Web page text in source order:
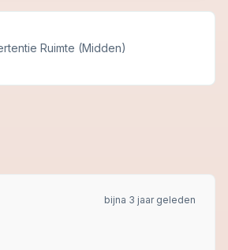
Ruimte (Midden)
bijna 3 jaar geleden